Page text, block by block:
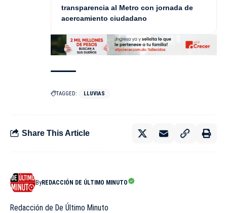
transparencia al Metro con jornada de
acercamiento ciudadano
TAGGED: LLUVIAS
Share This Article
ByREDACCIÓN DE ÚLTIMO MINUTO
Redacción de De Último Minuto